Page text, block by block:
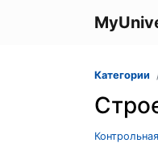
Категории